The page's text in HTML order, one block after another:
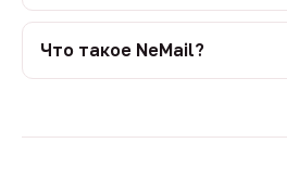
Что такое NeMail?